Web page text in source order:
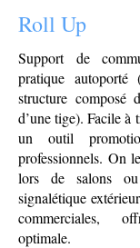
Roll Up
Support de
pratique
structure composé
d’une tige). Facile à
un outil
professionnels. On
lors de salons
signalétique
commerciales,
optimale.